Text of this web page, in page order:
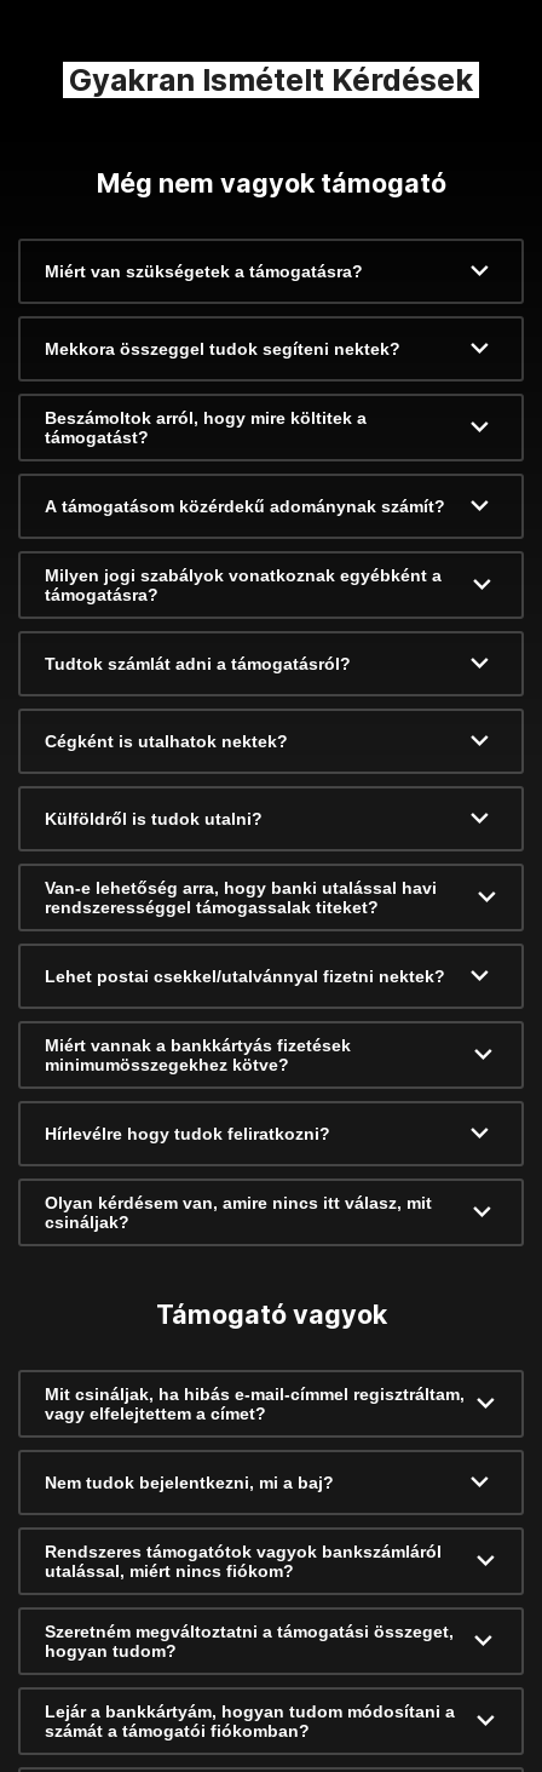
Gyakran Ismételt Kérdések
Még nem vagyok támogató
Miért van szükségetek a támogatásra?
Mekkora összeggel tudok segíteni nektek?
Beszámoltok arról, hogy mire költitek a
támogatást?
A támogatásom közérdekű adománynak számít?
Milyen jogi szabályok vonatkoznak egyébként a
támogatásra?
Tudtok számlát adni a támogatásról?
Cégként is utalhatok nektek?
Külföldről is tudok utalni?
Van-e lehetőség arra, hogy banki utalással havi
rendszerességgel támogassalak titeket?
Lehet postai csekkel/utalvánnyal fizetni nektek?
Miért vannak a bankkártyás fizetések
minimumösszegekhez kötve?
Hírlevélre hogy tudok feliratkozni?
Olyan kérdésem van, amire nincs itt válasz, mit
csináljak?
Támogató vagyok
Mit csináljak, ha hibás e-mail-címmel regisztráltam,
vagy elfelejtettem a címet?
Nem tudok bejelentkezni, mi a baj?
Rendszeres támogatótok vagyok bankszámláról
utalással, miért nincs fiókom?
Szeretném megváltoztatni a támogatási összeget,
hogyan tudom?
Lejár a bankkártyám, hogyan tudom módosítani a
számát a támogatói fiókomban?